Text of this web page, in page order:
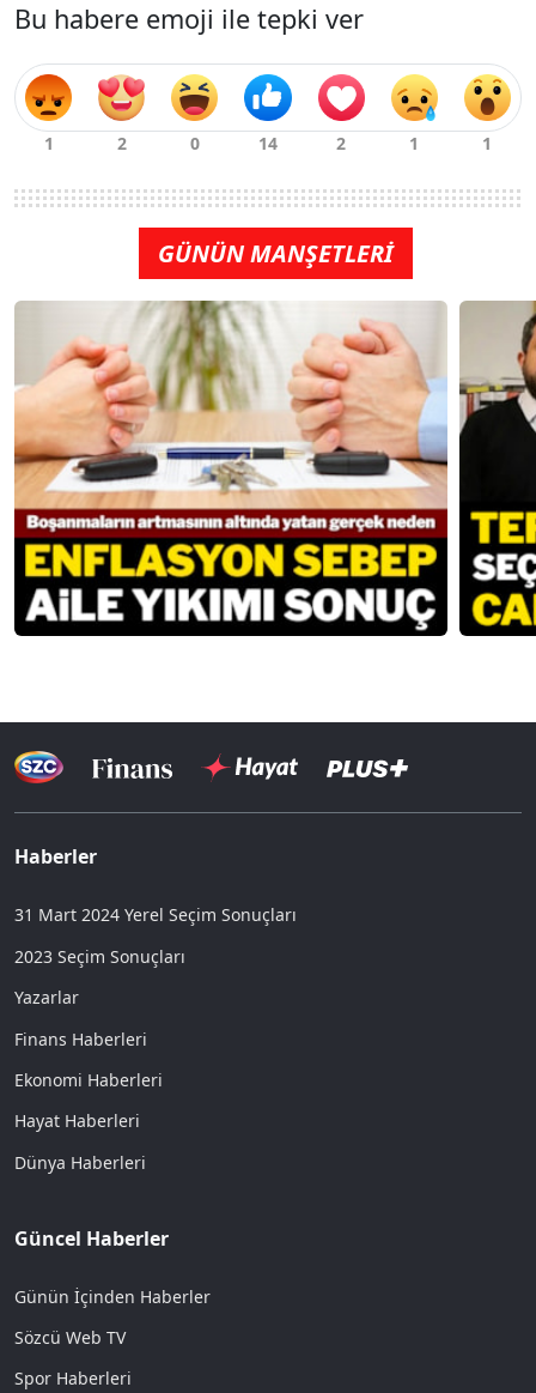
Bu habere emoji ile tepki ver
GÜNÜN MANŞETLERİ
Haberler
31 Mart 2024 Yerel Seçim Sonuçları
2023 Seçim Sonuçları
Yazarlar
Finans Haberleri
Ekonomi Haberleri
Hayat Haberleri
Dünya Haberleri
Güncel Haberler
Günün İçinden Haberler
Sözcü Web TV
Spor Haberleri